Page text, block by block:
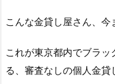
こんな金貸し屋さん、今
これが東京都内でブラ
る、審査なしの個人金貸